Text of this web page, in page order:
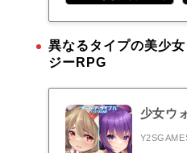
異なるタイプの美少
ジーRPG
少女ウ